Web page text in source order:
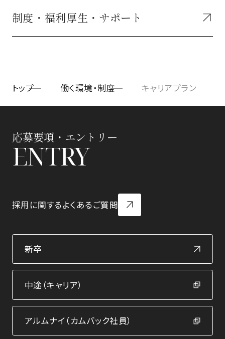
制度・福利厚生・サポート
トップ 働く環境・制度 キャリアプラン
応募要項・エントリー
ENTRY
採用に関するよくあるご質問
新卒
中途（キャリア）
アルムナイ（カムバック社員）